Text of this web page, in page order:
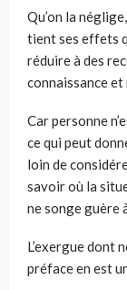
Qu’on la
tient ses effets
réduire à des
connaissance
Car personne
ce qui peut
loin de
savoir où la
ne songe guère
L’exergue dont
préface en est